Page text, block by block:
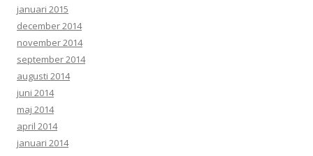
januari 2015
december 2014
november 2014
september 2014
augusti 2014
juni 2014
maj 2014
april 2014
januari 2014